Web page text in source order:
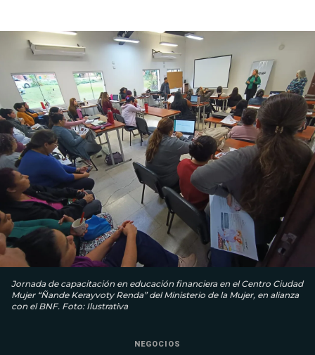
Jornada de capacitación en educación financiera en el Centro Ciudad
Mujer “Ñande Kerayvoty Renda” del Ministerio de la Mujer, en alianza
con el BNF. Foto: Ilustrativa
NEGOCIOS